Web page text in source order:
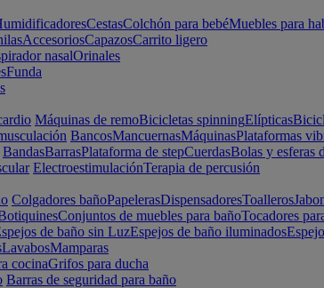
CestasColchón para bebéMuebles para
AccesoriosCapazosCarrito ligero
nasalOrinales
Funda
Máquinas de remoBicicletas spinningElípticas
BancosMancuernasMáquinasPlataformas
BandasBarrasPlataforma de stepCuerdasBolas y esferas
ElectroestimulaciónTerapia de percusión
Colgadores bañoPapelerasDispensadoresToalleros
Conjuntos de muebles para bañoTocadores
de baño sin LuzEspejos de baño iluminados
LavabosMamparas
cocinaGrifos para ducha
Barras de seguridad para baño